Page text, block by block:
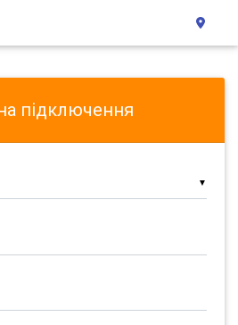
підключення
▼